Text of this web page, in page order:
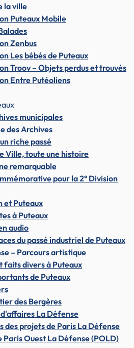
la ville
Puteaux Mobile
Zenbus
Les bébés de Puteaux
Troov – Objets perdus et trouvés
Entre Putéoliens
municipales
des Archives
riche passé
Ville, toute une histoire
remarquable
pour la 2° Division
et Puteaux
à Puteaux
audio
du passé industriel de Puteaux
– Parcours artistique
faits divers à Puteaux
de Puteaux
des Bergères
La Défense
des projets de Paris La Défense
Ouest La Défense (POLD)